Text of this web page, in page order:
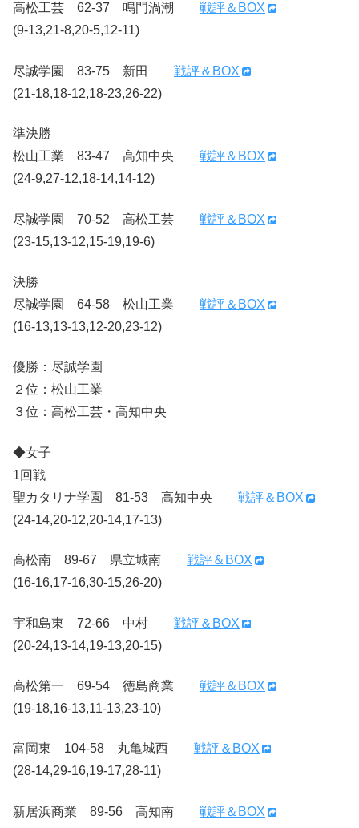
高松工芸 62-37 鳴門渦潮 戦評＆BOX
(9-13,21-8,20-5,12-11)
尽誠学園 83-75 新田 戦評＆BOX
(21-18,18-12,18-23,26-22)
準決勝
松山工業 83-47 高知中央 戦評＆BOX
(24-9,27-12,18-14,14-12)
尽誠学園 70-52 高松工芸 戦評＆BOX
(23-15,13-12,15-19,19-6)
決勝
尽誠学園 64-58 松山工業 戦評＆BOX
(16-13,13-13,12-20,23-12)
優勝：尽誠学園
２位：松山工業
３位：高松工芸・高知中央
◆女子
1回戦
聖カタリナ学園 81-53 高知中央 戦評＆BOX
(24-14,20-12,20-14,17-13)
高松南 89-67 県立城南 戦評＆BOX
(16-16,17-16,30-15,26-20)
宇和島東 72-66 中村 戦評＆BOX
(20-24,13-14,19-13,20-15)
高松第一 69-54 徳島商業 戦評＆BOX
(19-18,16-13,11-13,23-10)
富岡東 104-58 丸亀城西 戦評＆BOX
(28-14,29-16,19-17,28-11)
新居浜商業 89-56 高知南 戦評＆BOX